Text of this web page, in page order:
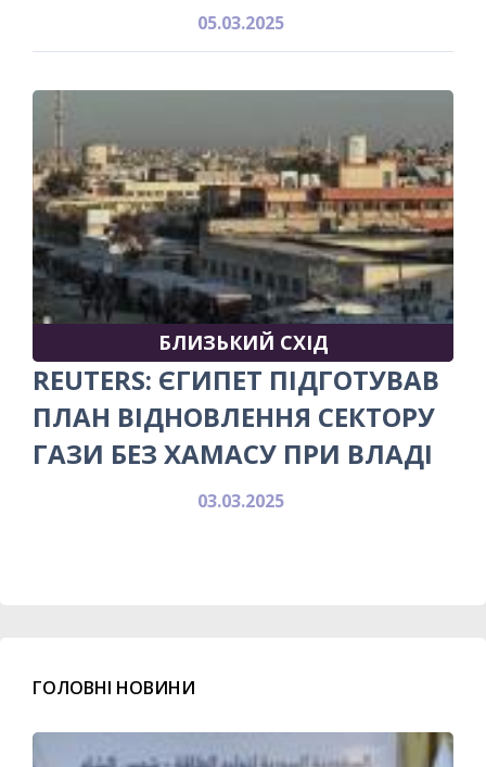
05.03.2025
БЛИЗЬКИЙ СХІД
REUTERS: ЄГИПЕТ ПІДГОТУВАВ
ПЛАН ВІДНОВЛЕННЯ СЕКТОРУ
ГАЗИ БЕЗ ХАМАСУ ПРИ ВЛАДІ
03.03.2025
ГОЛОВНІ НОВИНИ